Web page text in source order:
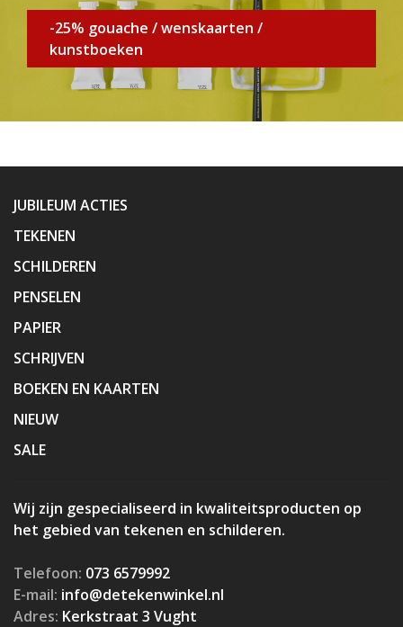
-25% gouache / wenskaarten /
kunstboeken
JUBILEUM ACTIES
TEKENEN
SCHILDEREN
PENSELEN
PAPIER
SCHRIJVEN
BOEKEN EN KAARTEN
NIEUW
SALE
Wij zijn gespecialiseerd in kwaliteitsproducten op
het gebied van tekenen en schilderen.
Telefoon: 073 6579992
E-mail: info@detekenwinkel.nl
Adres: Kerkstraat 3 Vught